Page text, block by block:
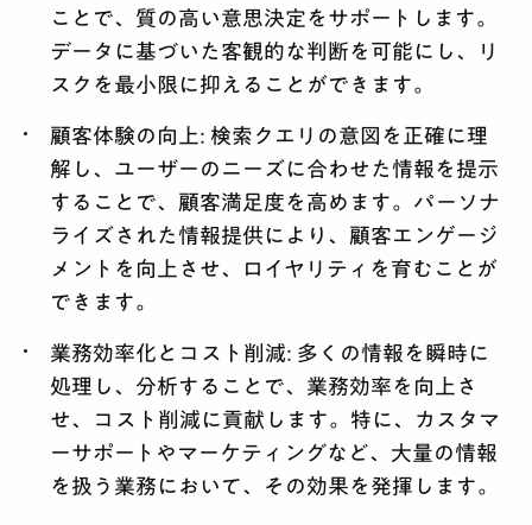
ことで、質の高い意思決定をサポートします。
データに基づいた客観的な判断を可能にし、リ
スクを最小限に抑えることができます。
顧客体験の向上: 検索クエリの意図を正確に理
解し、ユーザーのニーズに合わせた情報を提示
することで、顧客満足度を高めます。パーソナ
ライズされた情報提供により、顧客エンゲージ
メントを向上させ、ロイヤリティを育むことが
できます。
業務効率化とコスト削減: 多くの情報を瞬時に
処理し、分析することで、業務効率を向上さ
せ、コスト削減に貢献します。特に、カスタマ
ーサポートやマーケティングなど、大量の情報
を扱う業務において、その効果を発揮します。